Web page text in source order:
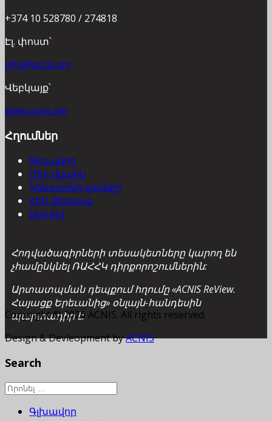
+374 10 528780 / 274818
Էլ. փոստ՝
info@acnis.am
Վեբկայք՝
www.acnis.am
Հղումներ
Գլխավոր
Մեր մասին
Կենտրոնի կյանքը
Հին վեբկայք
Արխիվ
Հոդվածագիրների տեսակետները կարող են
չհամընկնել ՌԱՀՀԿ դիրքորոշումներին:
Արտատպման դեպքում հղումը «ACNIS ReView.
Հայացք Երեւանից» օնլայն-հանդեսին
պարտադիր է:
Copyright © 2026 ACNIS. All rights reserved.
Design & Devleopment byACNIS
Search
Գլխավոր